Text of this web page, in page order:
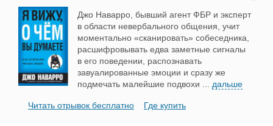
Джо Наварро, бывший агент ФБР и эксперт
в области невербального общения, учит
моментально «сканировать» собеседника,
расшифровывать едва заметные сигналы
в его поведении, распознавать
завуалированные эмоции и сразу же
подмечать малейшие подвохи
дальше
Читать отрывок бесплатно Где купить